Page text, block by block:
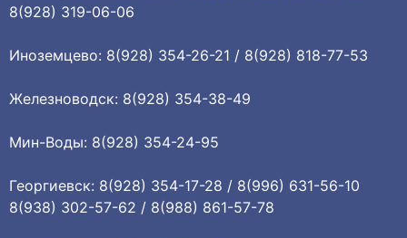
8(928) 319-06-06
Иноземцево: 8(928) 354-26-21 / 8(928) 818-77-53
Железноводск: 8(928) 354-38-49
Мин-Воды: 8(928) 354-24-95
Георгиевск: 8(928) 354-17-28 / 8(996) 631-56-10
8(938) 302-57-62 / 8(988) 861-57-78